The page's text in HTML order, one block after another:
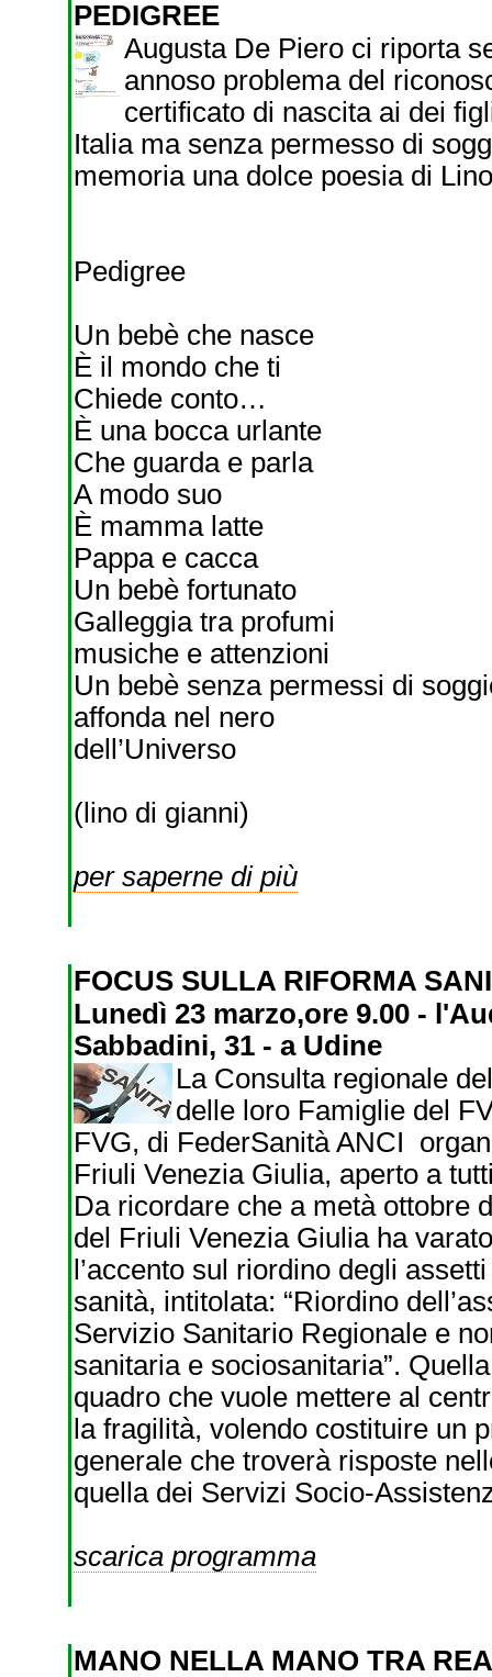
PEDIGREE
Augusta De Piero ci riporta
annoso problema del
certificato di nascita ai dei
Italia ma senza permesso di
memoria una dolce poesia di
Pedigree
Un bebè che nasce
È il mondo che ti
Chiede conto…
È una bocca urlante
Che guarda e parla
A modo suo
È mamma latte
Pappa e cacca
Un bebè fortunato
Galleggia tra profumi
musiche e attenzioni
Un bebè senza permessi di
affonda nel nero
dell’Universo
(lino di gianni)
per saperne di più
FOCUS SULLA RIFORMA
Lunedì 23 marzo,ore 9.00 -
Sabbadini, 31 - a Udine
La Consulta regionale
delle loro Famiglie del
FVG, di FederSanità ANCI
Friuli Venezia Giulia, aperto a
Da ricordare che a metà ottobre
del Friuli Venezia Giulia ha
l’accento sul riordino degli
sanità, intitolata: “Riordino
Servizio Sanitario Regionale e
sanitaria e sociosanitaria”.
quadro che vuole mettere al
la fragilità, volendo costituire un
generale che troverà risposte
quella dei Servizi Socio-
scarica programma
MANO NELLA MANO TRA